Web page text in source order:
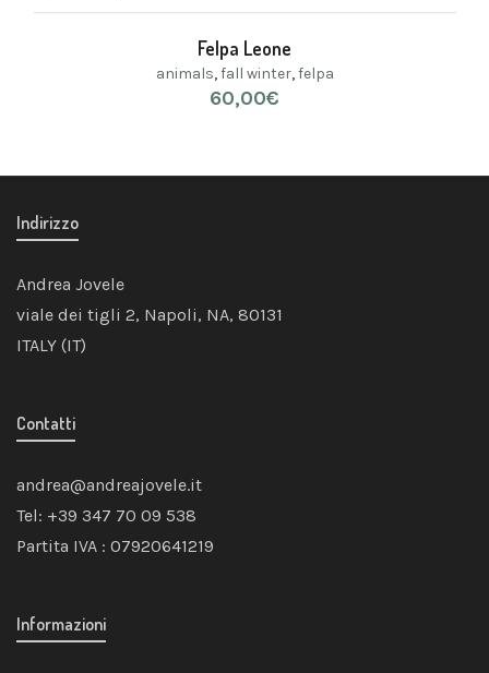
Felpa Leone
animals,fall winter,felpa
60,00€
Indirizzo
Andrea Jovele
viale dei tigli 2, Napoli, NA, 80131
ITALY (IT)
Contatti
andrea@andreajovele.it
Tel: +39 347 70 09 538
Partita IVA : 07920641219
Informazioni